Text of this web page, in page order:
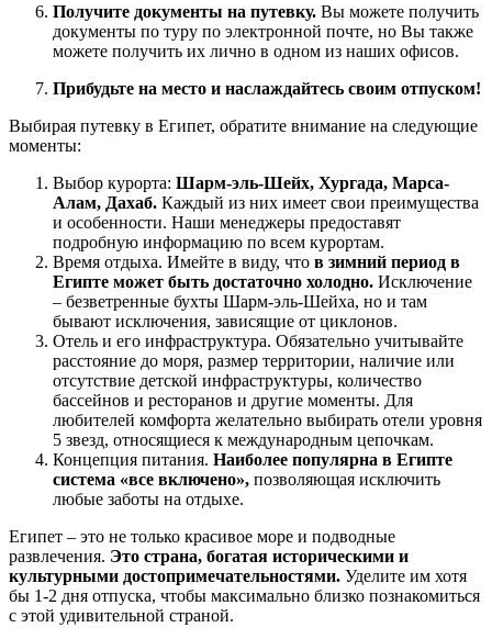
Получите документы на путевку. Вы можете получить
документы по туру по электронной почте, но Вы также
можете получить их лично в одном из наших офисов.
Прибудьте на место и наслаждайтесь своим отпуском!
Выбирая путевку в Египет, обратите внимание на следующие
моменты:
Выбор курорта: Шарм-эль-Шейх, Хургада, Марса-
Алам, Дахаб. Каждый из них имеет свои преимущества
и особенности. Наши менеджеры предоставят
подробную информацию по всем курортам.
Время отдыха. Имейте в виду, что в зимний период в
Египте может быть достаточно холодно. Исключение
– безветренные бухты Шарм-эль-Шейха, но и там
бывают исключения, зависящие от циклонов.
Отель и его инфраструктура. Обязательно учитывайте
расстояние до моря, размер территории, наличие или
отсутствие детской инфраструктуры, количество
бассейнов и ресторанов и другие моменты. Для
любителей комфорта желательно выбирать отели уровня
5 звезд, относящиеся к международным цепочкам.
Концепция питания. Наиболее популярна в Египте
система «все включено», позволяющая исключить
любые заботы на отдыхе.
Египет – это не только красивое море и подводные
развлечения. Это страна, богатая историческими и
культурными достопримечательностями. Уделите им хотя
бы 1-2 дня отпуска, чтобы максимально близко познакомиться
с этой удивительной страной.